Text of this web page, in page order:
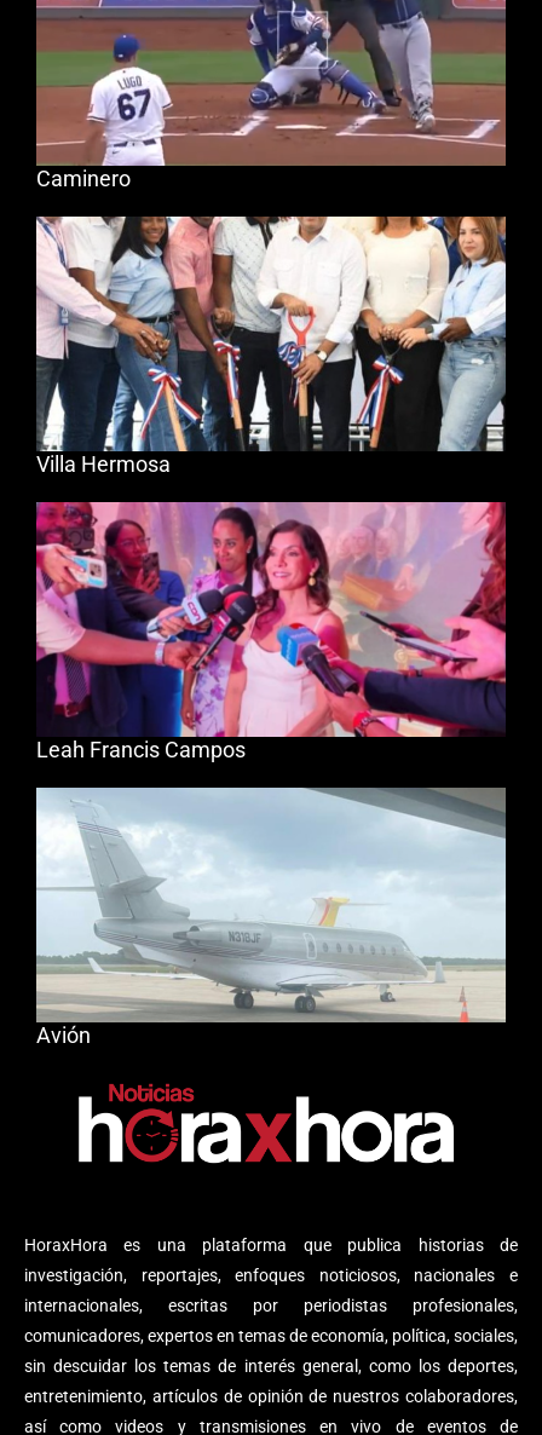
HoraxHora es una plataforma que publica historias de
investigación, reportajes, enfoques noticiosos, nacionales e
internacionales, escritas por periodistas profesionales,
comunicadores, expertos en temas de economía, política, sociales,
sin descuidar los temas de interés general, como los deportes,
entretenimiento, artículos de opinión de nuestros colaboradores,
así como videos y transmisiones en vivo de eventos de
Caminero
Villa Hermosa
Leah Francis Campos
Avión